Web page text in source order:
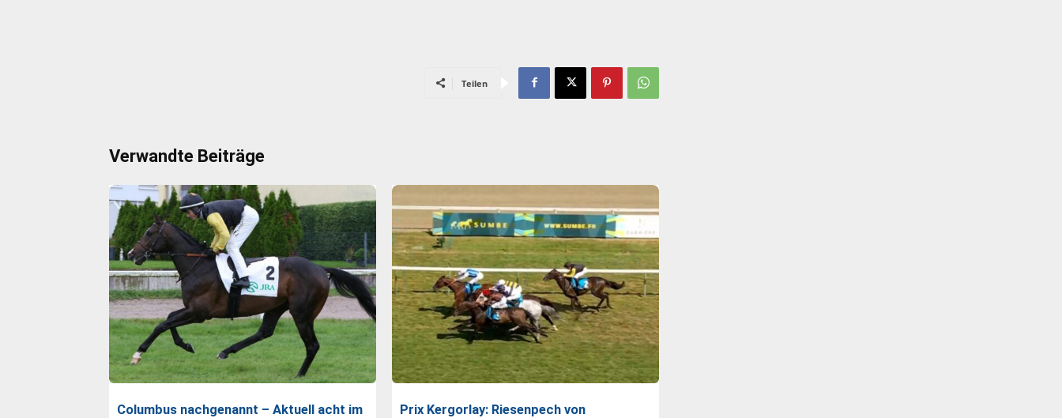
Teilen
Verwandte Beiträge
Columbus nachgenannt – Aktuell acht im
Prix Kergorlay: Riesenpech von